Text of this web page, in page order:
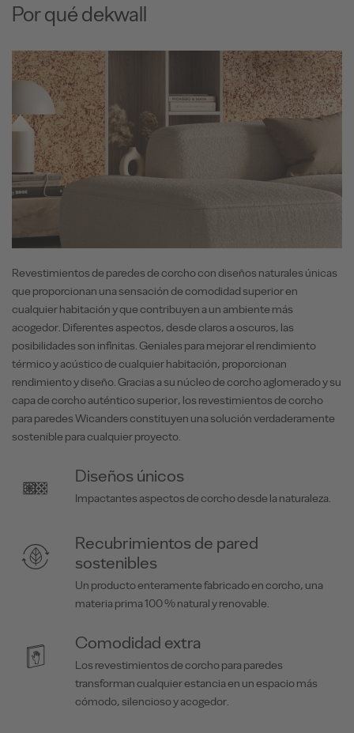
Por qué dekwall
Revestimientos de paredes de corcho con diseños naturales únicas
que proporcionan una sensación de comodidad superior en
cualquier habitación y que contribuyen a un ambiente más
acogedor. Diferentes aspectos, desde claros a oscuros, las
posibilidades son infinitas. Geniales para mejorar el rendimiento
térmico y acústico de cualquier habitación, proporcionan
rendimiento y diseño. Gracias a su núcleo de corcho aglomerado y su
capa de corcho auténtico superior, los revestimientos de corcho
para paredes Wicanders constituyen una solución verdaderamente
sostenible para cualquier proyecto.
Diseños únicos
Impactantes aspectos de corcho desde la naturaleza.
Recubrimientos de pared
sostenibles
Un producto enteramente fabricado en corcho, una
materia prima 100 % natural y renovable.
Comodidad extra
Los revestimientos de corcho para paredes
transforman cualquier estancia en un espacio más
cómodo, silencioso y acogedor.